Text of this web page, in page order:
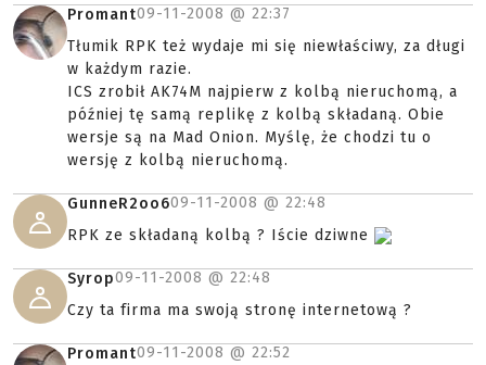
Promant09-11-2008 @ 22:37
Tłumik RPK też wydaje mi się niewłaściwy, za długi
w każdym razie.
ICS zrobił AK74M najpierw z kolbą nieruchomą, a
później tę samą replikę z kolbą składaną. Obie
wersje są na Mad Onion. Myślę, że chodzi tu o
wersję z kolbą nieruchomą.
GunneR2oo609-11-2008 @ 22:48
RPK ze składaną kolbą ? Iście dziwne
Syrop09-11-2008 @ 22:48
Czy ta firma ma swoją stronę internetową ?
Promant09-11-2008 @ 22:52